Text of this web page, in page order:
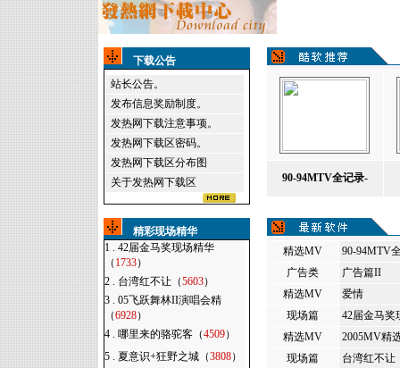
下载公告
站长公告。
发布信息奖励制度。
发热网下载注意事项。
发热网下载区密码。
发热网下载区分布图
关于发热网下载区
90-94MTV全记录-
精彩现场精华
1 . 42届金马奖现场精华
（ 1733）
2 . 台湾红不让（5603）
3 . 05飞跃舞林II演唱会精
（6928）
4 . 哪里来的骆驼客（4509）
5 . 夏意识+狂野之城（3808）
精选MV
90-94MTV
广告类
广告篇II
精选MV
爱情
现场篇
42届金马奖
精选MV
2005MV精
现场篇
台湾红不让